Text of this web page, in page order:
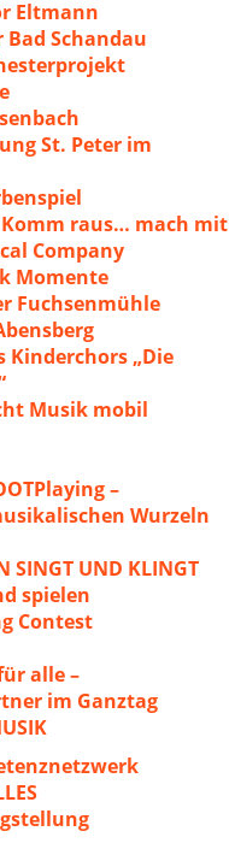
Eltmann
Schandau
St. Peter im
raus… mach mit
Company
Momente
Fuchsenmühle
Kinderchors „Die
Musik mobil
–
Wurzeln
SINGT UND KLINGT
spielen
Contest
alle –
im Ganztag